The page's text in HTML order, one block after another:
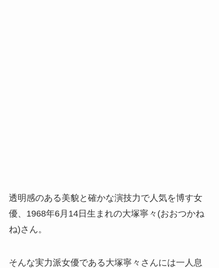
透明感のある美貌と確かな演技力で人気を博す女
優、1968年6月14日生まれの大塚寧々(おおつかね
ね)さん。
そんな実力派女優である大塚寧々さんには一人息